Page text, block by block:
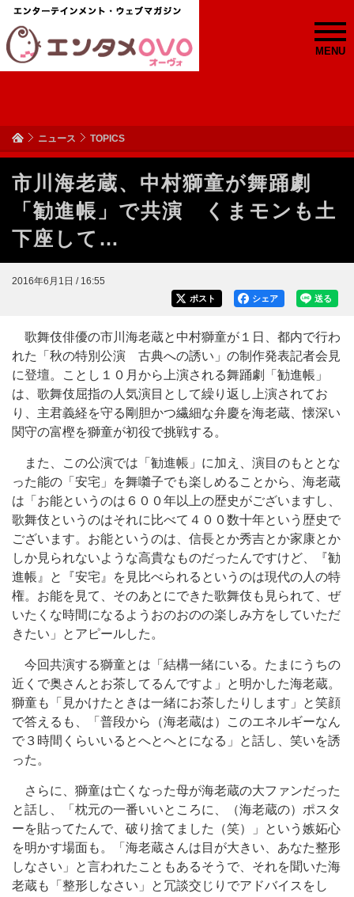
MENU
ニュース TOPICS
市川海老蔵、中村獅童が舞踊劇
「勧進帳」で共演 くまモンも土
下座して…
2016年6月1日 / 16:55
送る
シェア
ポスト
歌舞伎俳優の市川海老蔵と中村獅童が１日、都内で行わ
れた「秋の特別公演 古典への誘い」の制作発表記者会見
に登壇。ことし１０月から上演される舞踊劇「勧進帳」
は、歌舞伎屈指の人気演目として繰り返し上演されてお
り、主君義経を守る剛胆かつ繊細な弁慶を海老蔵、懐深い
関守の富樫を獅童が初役で挑戦する。
また、この公演では「勧進帳」に加え、演目のもととな
った能の「安宅」を舞囃子でも楽しめることから、海老蔵
は「お能というのは６００年以上の歴史がございますし、
歌舞伎というのはそれに比べて４００数十年という歴史で
ございます。お能というのは、信長とか秀吉とか家康とか
しか見られないような高貴なものだったんですけど、『勧
進帳』と『安宅』を見比べられるというのは現代の人の特
権。お能を見て、そのあとにできた歌舞伎も見られて、ぜ
いたくな時間になるようおのおのの楽しみ方をしていただ
きたい」とアピールした。
今回共演する獅童とは「結構一緒にいる。たまにうちの
近くで奥さんとお茶してるんですよ」と明かした海老蔵。
獅童も「見かけたときは一緒にお茶したりします」と笑顔
で答えるも、「普段から（海老蔵は）このエネルギーなん
で３時間くらいいるとへとへとになる」と話し、笑いを誘
った。
さらに、獅童は亡くなった母が海老蔵の大ファンだった
と話し、「枕元の一番いいところに、（海老蔵の）ポスタ
ーを貼ってたんで、破り捨てました（笑）」という嫉妬心
を明かす場面も。「海老蔵さんは目が大きい、あなた整形
しなさい」と言われたこともあるそうで、それを聞いた海
老蔵も「整形しなさい」と冗談交じりでアドバイスをし